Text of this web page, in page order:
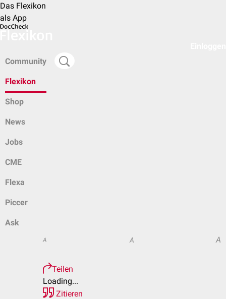
Das Flexikon
als App
Community
Flexikon
Shop
News
Jobs
CME
Flexa
Piccer
Ask
A A A
Teilen
Loading...
Zitieren